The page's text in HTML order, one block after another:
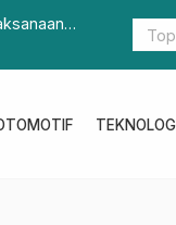
Kapolda